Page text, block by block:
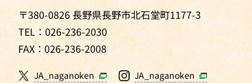
〒380-0826 長野県長野市北石堂町1177-3
TEL：026-236-2030
FAX：026-236-2008
JA_naganoken JA_naganoken